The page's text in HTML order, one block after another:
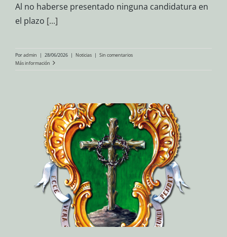
Al no haberse presentado ninguna candidatura en
el plazo [...]
Poradmin | 28/06/2026 | Noticias | Sin comentarios
Más información